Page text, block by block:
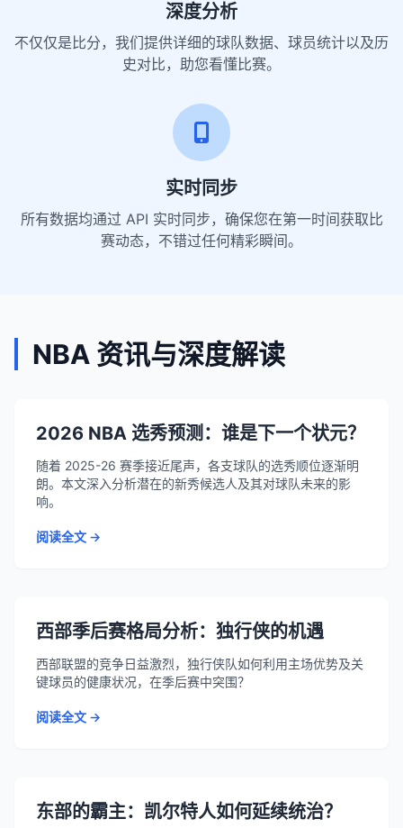
深度分析
不仅仅是比分，我们提供详细的球队数据、球员统计以及历
史对比，助您看懂比赛。
实时同步
所有数据均通过 API 实时同步，确保您在第一时间获取比
赛动态，不错过任何精彩瞬间。
NBA 资讯与深度解读
2026 NBA 选秀预测：谁是下一个状元？
随着 2025-26 赛季接近尾声，各支球队的选秀顺位逐渐明
朗。本文深入分析潜在的新秀候选人及其对球队未来的影
响。
阅读全文 →
西部季后赛格局分析：独行侠的机遇
西部联盟的竞争日益激烈，独行侠队如何利用主场优势及关
键球员的健康状况，在季后赛中突围？
阅读全文 →
东部的霸主：凯尔特人如何延续统治？